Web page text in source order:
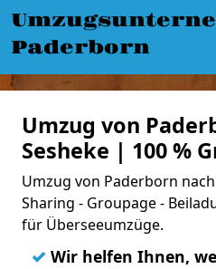
Paderborn
Umzug von
Sesheke | 100 %
Umzug von Paderborn
Sharing - Groupage -
für Überseeumzüge.
✓ Wir helfen Ihnen,